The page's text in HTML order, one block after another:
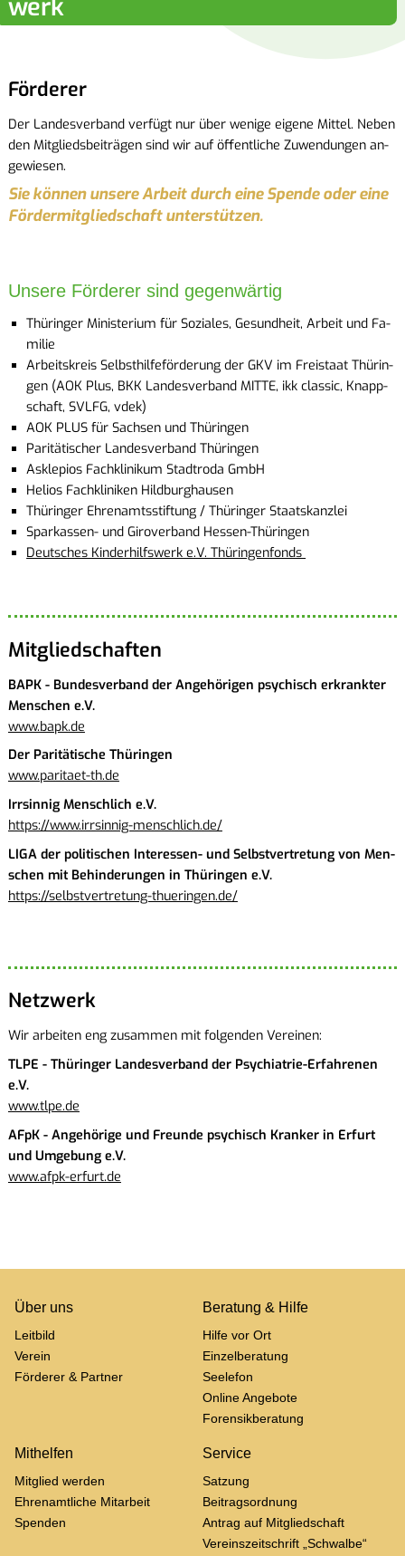
werk
För­de­rer
Der Lan­des­ver­band ver­fügt nur über we­ni­ge ei­ge­ne Mit­tel. Neben
den Mit­glieds­bei­trä­gen sind wir auf öf­fent­li­che Zu­wen­dun­gen an­
ge­wie­sen.
Sie kön­nen un­se­re Ar­beit durch eine Spen­de oder eine
För­der­mit­glied­schaft un­ter­stüt­zen.
Un­se­re För­de­rer sind ge­gen­wär­tig
Thü­rin­ger Mi­nis­te­ri­um für So­zia­les, Ge­sund­heit, Ar­beit und Fa­
mi­lie
Ar­beits­kreis Selbst­hil­fe­för­de­rung der GKV im Frei­staat Thü­rin­
gen (AOK Plus, BKK Lan­des­ver­band MITTE, ikk clas­sic, Knapp­
schaft, SVLFG, vdek)
AOK PLUS für Sach­sen und Thü­rin­gen
Pa­ri­tä­ti­scher Lan­des­ver­band Thü­rin­gen
As­kle­pi­os Fach­kli­ni­kum Stadt­ro­da GmbH
He­li­os Fach­kli­ni­ken Hild­burg­hau­sen
Thü­rin­ger Eh­ren­amts­stif­tung / Thü­rin­ger Staats­kanz­lei
Spar­kas­sen- und Gi­ro­ver­band Hes­sen-Thü­rin­gen
Deut­sches Kin­der­hilfs­werk e.V. Thü­rin­gen­fonds
Mit­glied­schaf­ten
BAPK - Bun­des­ver­band der An­ge­hö­ri­gen psy­chisch er­krank­ter
Men­schen e.V.
www.​bapk.​de
Der Pa­ri­tä­ti­sche Thü­rin­gen
www.​paritaet-​th.​de
Irr­sin­nig Mensch­lich e.V.
https://​www.​irrsinnig-​menschlich.​de/
LIGA der po­li­ti­schen In­ter­es­sen- und Selbst­ver­tre­tung von Men­
schen mit Be­hin­de­run­gen in Thü­rin­gen e.V.
https://​sel​bstv​ertr​etun​g-​thueringen.​de/
Netz­werk
Wir ar­bei­ten eng zu­sam­men mit fol­gen­den Ver­ei­nen:
TLPE - Thü­rin­ger Lan­des­ver­band der Psych­ia­trie-Er­fah­re­nen
e.V.
www.​tlpe.​de
AFpK - An­ge­hö­ri­ge und Freun­de psy­chisch Kran­ker in Er­furt
und Um­ge­bung e.V.
www.​afpk-​erfurt.​de
Über uns
Leit­bild
Ver­ein
För­de­rer & Part­ner
Be­ra­tung & Hilfe
Hilfe vor Ort
Ein­zel­be­ra­tung
See­le­fon
On­line An­ge­bo­te
Fo­ren­sik­be­ra­tung
Mit­hel­fen
Mit­glied wer­den
Eh­ren­amt­li­che Mit­ar­beit
Spen­den
Ser­vice
Sat­zung
Bei­trags­ord­nung
An­trag auf Mit­glied­schaft
Ver­eins­zeit­schrift „Schwal­be“